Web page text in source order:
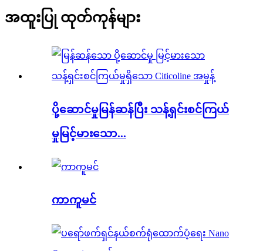
အထူးပြု ထုတ်ကုန်များ
ပို့ဆောင်မှုမြန်ဆန်ပြီး သန့်ရှင်းစင်ကြယ်
မှုမြင့်မားသော...
ကာကူမင်